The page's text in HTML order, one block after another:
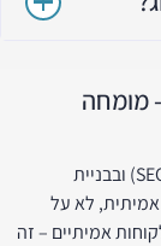
- מומחה
אנחנו במשולבים בדיגיטל מתמחים בקידום אורגני (SEO) ובבניית
אמיתית, לא על
אמיתיים – זה